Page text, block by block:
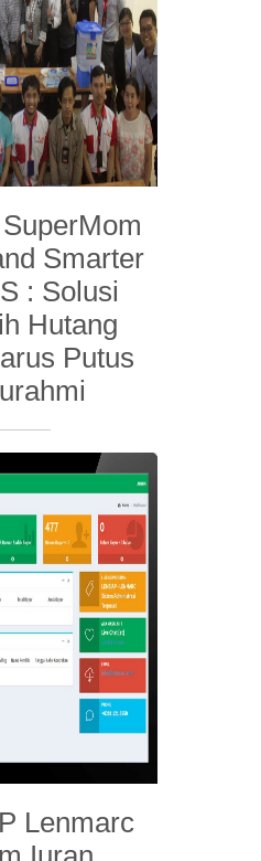
Smarter
: Solusi
Hutang
Putus
Lenmarc